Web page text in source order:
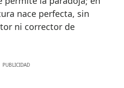
nace perfecta, sin
ni corrector de